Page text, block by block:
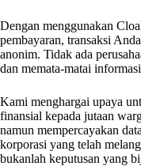
Dengan menggunakan
pembayaran, transaksi
anonim. Tidak ada
dan memata-matai
Kami menghargai upaya
finansial kepada jutaan
namun mempercayakan
korporasi yang telah
bukanlah keputusan yang